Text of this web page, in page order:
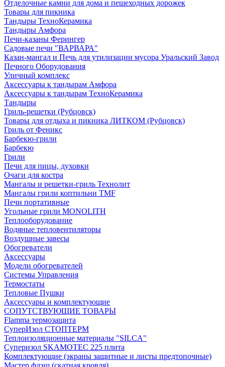
Отделочные камни для дома и пешеходных дорожек
Товары для пикника
Тандыры ТехноКерамика
Тандыры Амфора
Печи-казаны Ферингер
Садовые печи "ВАРВАРА"
Казан-мангал и Печь для утилизации мусора Уральский Завод
Печного Оборудования
Уличный комплекс
Аксессуары к тандырам Амфора
Аксессуары к тандырам ТехноКерамика
Тандыры
Гриль-решетки (Рубцовск)
Товары для отдыха и пикника ЛИТКОМ (Рубцовск)
Гриль от Феникс
Барбекю-грили
Барбекю
Грили
Печи для пицы, духовки
Очаги для костра
Мангалы и решетки-гриль Технолит
Мангалы грили коптильни TMF
Печи портативные
Угольные грили MONOLITH
Теплооборудование
Водяные тепловентиляторы
Воздушные завесы
Обогреватели
Аксессуары
Модели обогревателей
Системы Управления
Термостаты
Тепловые Пушки
Аксессуары и комплектующие
СОПУТСТВУЮЩИЕ ТОВАРЫ
Flamma термозащита
СуперИзол СТОПТЕРМ
Теплоизоляционные материалы "SILCA"
Суперизол SKAMOTEC 225 плита
Комплектующие (экраны защитные и листы предтопочные)
Мастер флэш (скатная кровля)